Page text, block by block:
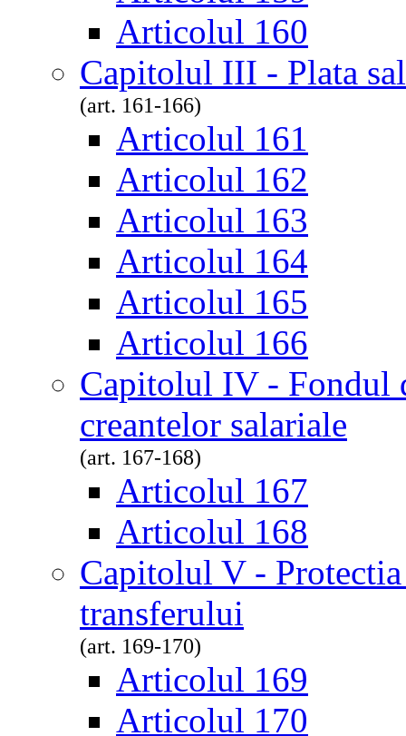
Articolul 160
Capitolul III - Plata
(art. 161-166)
Articolul 161
Articolul 162
Articolul 163
Articolul 164
Articolul 165
Articolul 166
Capitolul IV - Fondul
creantelor salariale
(art. 167-168)
Articolul 167
Articolul 168
Capitolul V -
transferului
(art. 169-170)
Articolul 169
Articolul 170